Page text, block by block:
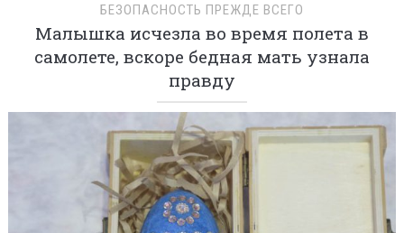
БЕЗОПАСНОСТЬ ПРЕЖДЕ ВСЕГО
Малышка исчезла во время полета в
самолете, вскоре бедная мать узнала
правду